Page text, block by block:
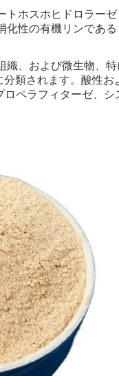
トホスホヒドロラー
化性の有機リンであ
、および微生物、
類されます。酸性
ペラフィターゼ、